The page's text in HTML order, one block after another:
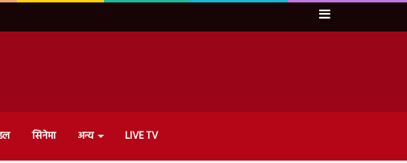
Sidebar
सिनेमा अन्य LIVE TV